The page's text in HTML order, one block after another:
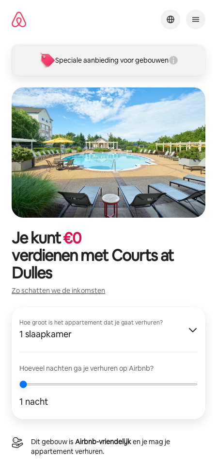
direct
naar
Speciale aanbieding voor gebouwen
Je kunt€0
verdienen metCourts at
Dulles
Zo schatten we de inkomsten
Hoe groot is het appartement dat je gaat verhuren?
1 slaapkamer
Hoeveel nachten ga je verhuren op Airbnb?
1 nacht
Dit gebouw is Airbnb-vriendelijken je mag je
appartement verhuren.